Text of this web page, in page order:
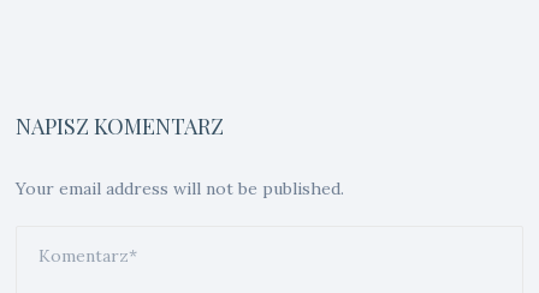
NAPISZ KOMENTARZ
Your email address will not be published.